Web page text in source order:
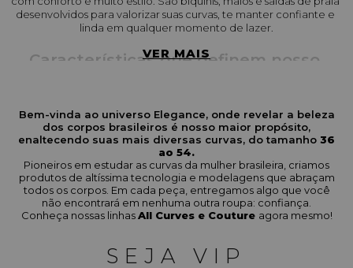
desenvolvidos para valorizar suas curvas, te manter confiante e
linda em qualquer momento de lazer.
Características que definem nosso
Modelos variados: com bojo, sem bojo, tops de sustentação,
amarrações ajustáveis, maiôs de frente única ou modelos com
recortes estratégicos.
Tamanhos inclusivos (38 a 54) : todas as peças pensadas para
abraçar o corpo real, oferecendo caimento que valoriza sem
apertar ou marcar de forma indesejada.
Tecidos adequados para praia: material resistente à água,
VER MAIS
Bem-vinda ao universo Elegance, onde revelar a beleza
dos corpos brasileiros é nosso maior propósito,
enaltecendo suas mais diversas curvas, do tamanho 36
ao 54.
Pioneiros em estudar as curvas da mulher brasileira, criamos
produtos de altíssima tecnologia e modelagens que abraçam
todos os corpos. Em cada peça, entregamos algo que você
não encontrará em nenhuma outra roupa: confiança.
Conheça nossas linhasAll Curves e Couture agora mesmo!
SEJA VIP